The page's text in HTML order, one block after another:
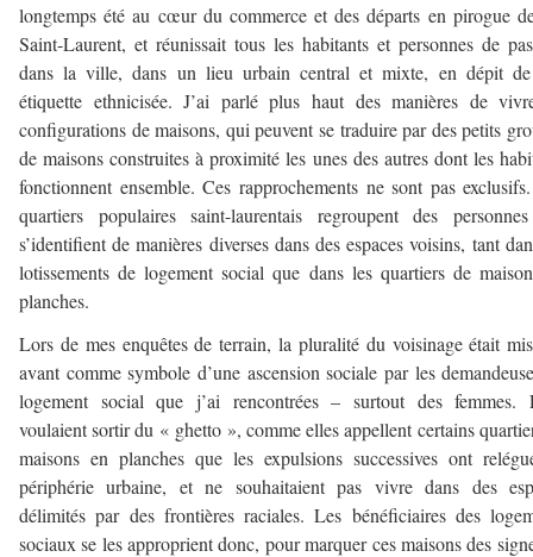
longtemps été au cœur du commerce et des départs en pirogue
Saint-Laurent, et réunissait tous les habitants et personnes de
dans la ville, dans un lieu urbain central et mixte, en dépit
étiquette ethnicisée. J’ai parlé plus haut des manières de
configurations de maisons, qui peuvent se traduire par des petits
de maisons construites à proximité les unes des autres dont les
fonctionnent ensemble. Ces rapprochements ne sont pas
quartiers populaires saint-laurentais regroupent des
s’identifient de manières diverses dans des espaces voisins, tant
lotissements de logement social que dans les quartiers de
planches.
Lors de mes enquêtes de terrain, la pluralité du voisinage était
avant comme symbole d’une ascension sociale par les
logement social que j’ai rencontrées – surtout des femmes.
voulaient sortir du « ghetto », comme elles appellent certains
maisons en planches que les expulsions successives ont
périphérie urbaine, et ne souhaitaient pas vivre dans des
délimités par des frontières raciales. Les bénéficiaires des
sociaux se les approprient donc, pour marquer ces maisons des